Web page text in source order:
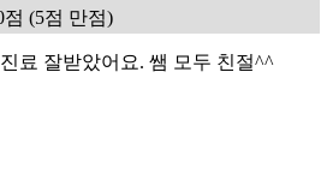
점 (5점 만점)
료 잘받았어요. 쌤 모두 친절^^